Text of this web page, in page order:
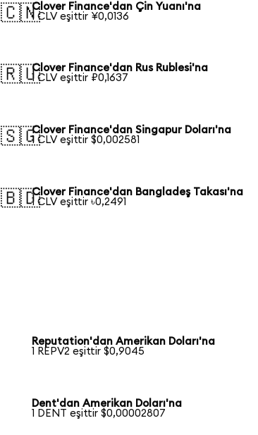
🇨🇳Clover Finance'dan Çin Yuanı'na
1 CLV eşittir ¥0,0136
🇷🇺Clover Finance'dan Rus Rublesi'na
1 CLV eşittir ₽0,1637
🇸🇬Clover Finance'dan Singapur Doları'na
1 CLV eşittir $0,002581
🇧🇩Clover Finance'dan Bangladeş Takası'na
1 CLV eşittir ৳0,2491
Reputation'dan Amerikan Doları'na
1 REPV2 eşittir $0,9045
Dent'dan Amerikan Doları'na
1 DENT eşittir $0,00002807